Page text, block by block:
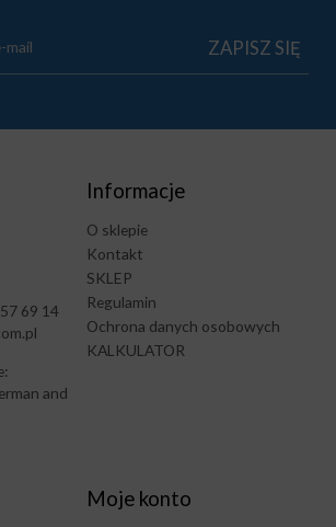
69 14
and
Informacje
O sklepie
Kontakt
SKLEP
Regulamin
Ochrona danych osobowych
KALKULATOR
Moje konto